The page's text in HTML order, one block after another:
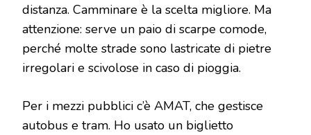
distanza. Camminare è la scelta migliore. Ma
attenzione: serve un paio di scarpe comode,
perché molte strade sono lastricate di pietre
irregolari e scivolose in caso di pioggia.
Per i mezzi pubblici c’è AMAT, che gestisce
autobus e tram. Ho usato un biglietto